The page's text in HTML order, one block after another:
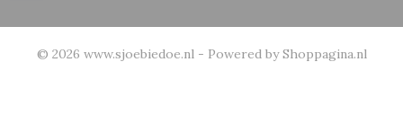
© 2026 www.sjoebiedoe.nl - Powered by Shoppagina.nl